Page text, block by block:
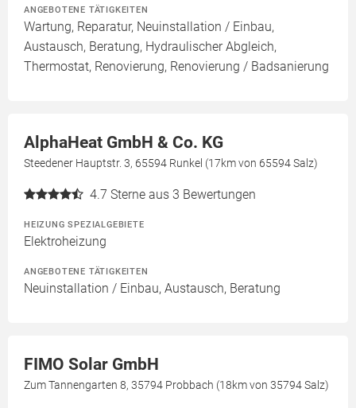
ANGEBOTENE TÄTIGKEITEN
Wartung, Reparatur, Neuinstallation / Einbau,
Austausch, Beratung, Hydraulischer Abgleich,
Thermostat, Renovierung, Renovierung / Badsanierung
AlphaHeat GmbH & Co. KG
Steedener Hauptstr. 3, 65594 Runkel (17km von 65594 Salz)
4.7 Sterne aus 3 Bewertungen
HEIZUNG SPEZIALGEBIETE
Elektroheizung
ANGEBOTENE TÄTIGKEITEN
Neuinstallation / Einbau, Austausch, Beratung
FIMO Solar GmbH
Zum Tannengarten 8, 35794 Probbach (18km von 35794 Salz)